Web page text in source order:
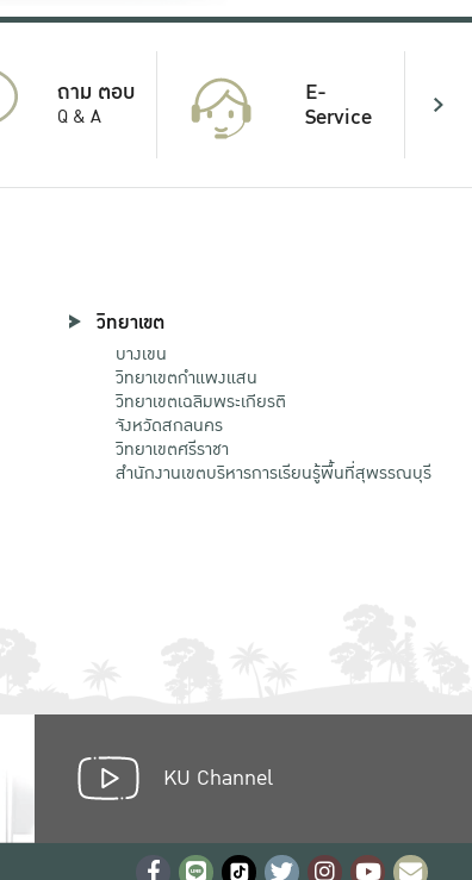
ถาม ตอบ
Q & A
E-
Service
วิทยาเขต
บางเขน
วิทยาเขตกําแพงแสน
วิทยาเขตเฉลิมพระเกียรติ
จังหวัดสกลนคร
วิทยาเขตศรีราชา
สำนักงานเขตบริหารการเรียนรู้พื้นที่สุพรรณบุรี
KU Channel